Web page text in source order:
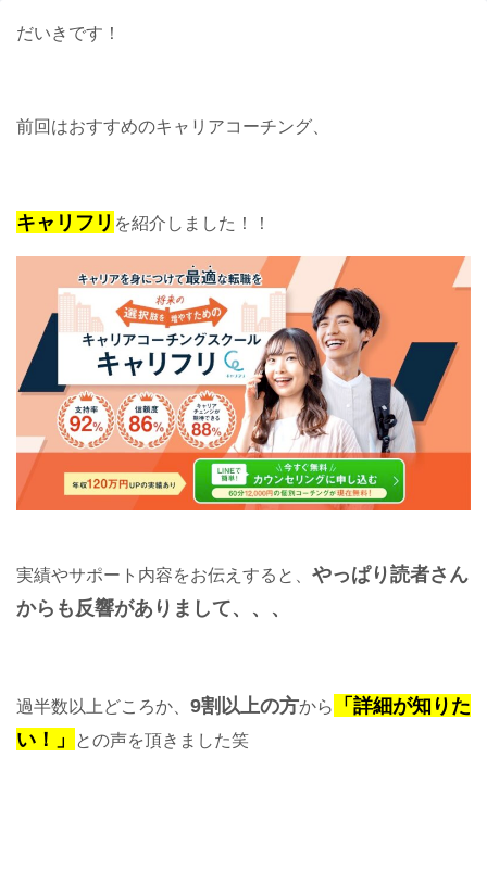
だいきです！
前回はおすすめのキャリアコーチング、
キャリフリ を紹介しました！！
実績やサポート内容をお伝えすると、 やっぱり読者さん
からも反響がありまして、、、
過半数以上どころか、 9割以上の方から
「詳細が知りた
い！」
との声を頂きました笑